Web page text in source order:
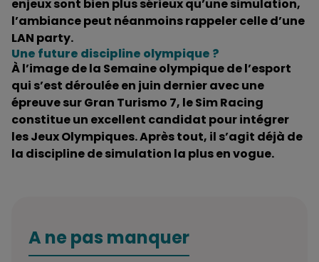
enjeux sont bien plus sérieux qu’une simulation,
l’ambiance peut néanmoins rappeler celle d’une
LAN party.
Une future discipline olympique ?
À l’image de la Semaine olympique de l’esport
qui s’est déroulée en juin dernier avec une
épreuve sur Gran Turismo 7, le Sim Racing
constitue un excellent candidat pour intégrer
les Jeux Olympiques. Après tout, il s’agit déjà de
la discipline de simulation la plus en vogue.
A ne pas manquer